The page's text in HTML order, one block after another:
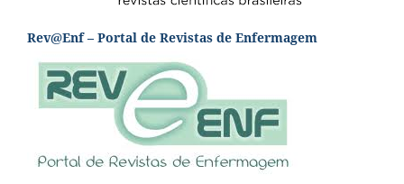
Rev@Enf – Portal de Revistas de Enfermagem